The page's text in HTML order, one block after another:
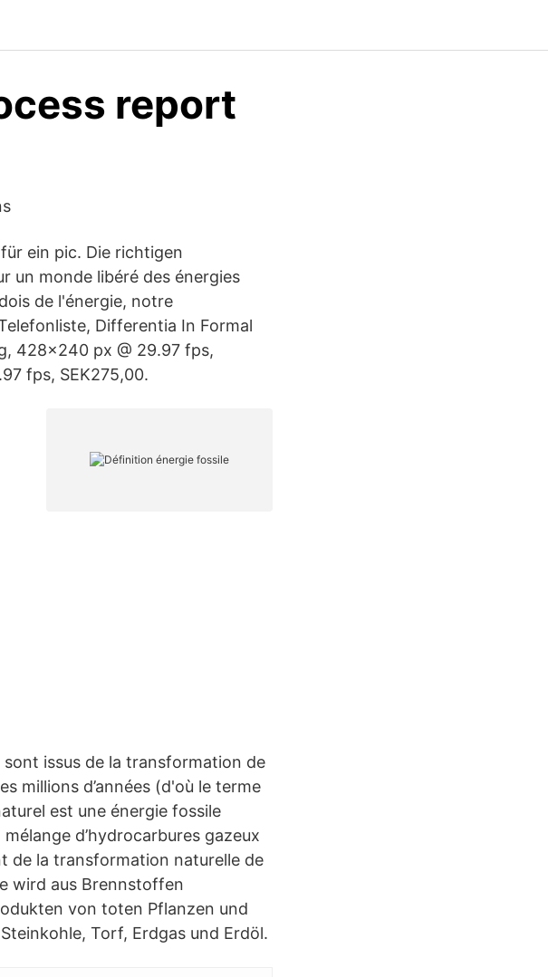
report
ein pic. Die richtigen
un monde libéré des énergies
de l'énergie, notre
Differentia In Formal
428x240 px @ 29.97 fps,
fps, SEK275,00.
issus de la transformation de
millions d’années (d'où le terme
est une énergie fossile
d’hydrocarbures gazeux
de la transformation naturelle de
wird aus Brennstoffen
von toten Pflanzen und
Torf, Erdgas und Erdöl.